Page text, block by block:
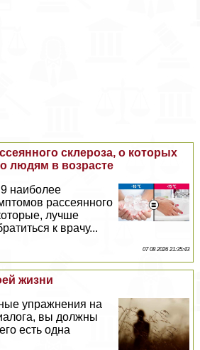
склероза, о которых
людям в возрасте
наиболее
рассеянного
лучше
к врачу...
07 08 2026 21:35:43
жизни
упражнения на
вы должны
есть одна